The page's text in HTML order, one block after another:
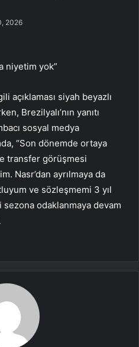
2026
niyetim yok”
açıklaması siyah beyazlı
Brezilyalı’nın yanıtı
sosyal medya
“Son dönemde ortaya
transfer görüşmesi
Nasr’dan ayrılmaya da
ve sözleşmemi 3 yıl
odaklanmaya devam